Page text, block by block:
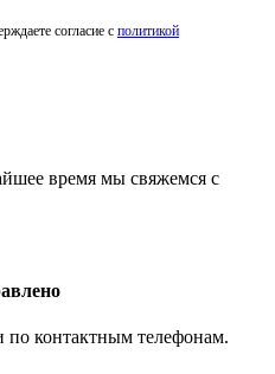
согласие с политикой
время мы свяжемся с
по контактным телефонам.